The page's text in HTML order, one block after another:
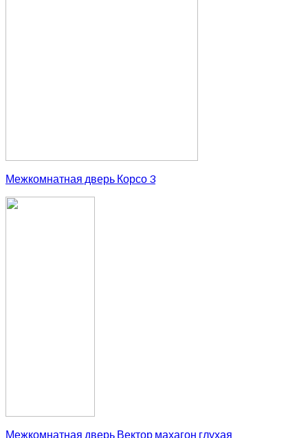
Межкомнатная дверь Корсо 3
Межкомнатная дверь Вектор махагон глухая